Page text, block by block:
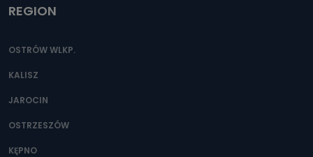
REGION
OSTRÓW WLKP.
KALISZ
JAROCIN
OSTRZESZÓW
KĘPNO